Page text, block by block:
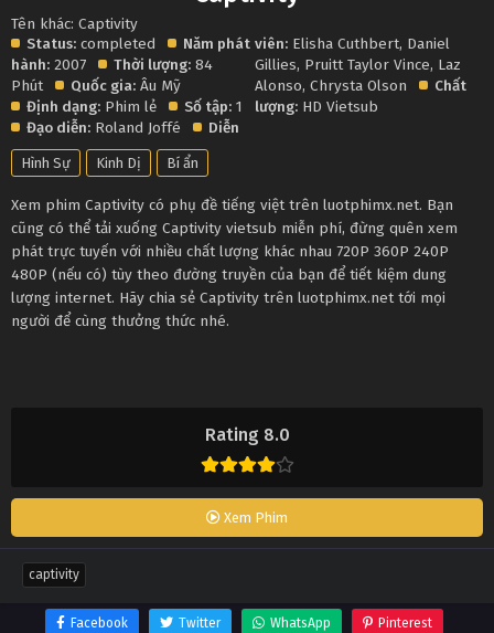
Rating 8.0
Xem Phim
Tên khác: Captivity
Status: completed
Năm phát
hành: 2007 Thời lượng: 84
Phút
Quốc gia: Âu Mỹ
Định dạng: Phim lẻ Số tập: 1
Đạo diễn: Roland Joffé Diễn
viên: Elisha Cuthbert, Daniel
Gillies, Pruitt Taylor Vince, Laz
Alonso,Chrysta Olson
Chất
lượng: HD Vietsub
Hình Sự Kinh Dị Bí ẩn
Xem phim Captivity có phụ đề tiếng việt trên luotphimx.net. Bạn
cũng có thể tải xuống Captivity vietsub miễn phí, đừng quên xem
phát trực tuyến với nhiều chất lượng khác nhau 720P 360P 240P
480P (nếu có) tùy theo đường truyền của bạn để tiết kiệm dung
lượng internet. Hãy chia sẻ Captivity trên luotphimx.net tới mọi
người để cùng thưởng thức nhé.
captivity
Facebook Twitter WhatsApp Pinterest